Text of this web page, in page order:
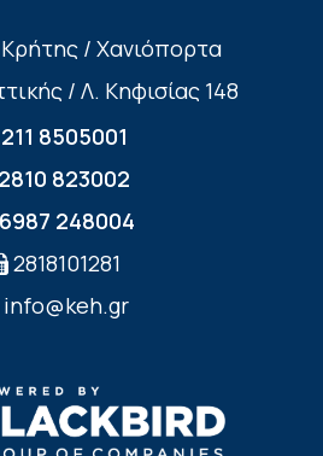
/ Χανιόπορτα
/ Λ. Κηφισίας 148
211 8505001
2810 823002
6987 248004
2818101281
info@keh.gr